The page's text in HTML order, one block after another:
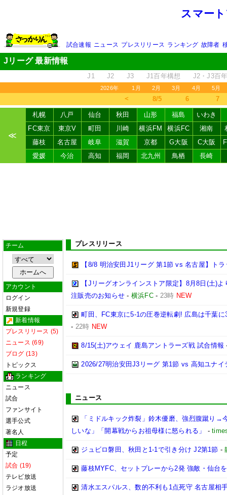
スマー
試合速報 ニュース プレスリリース ランキング 故障者
Jリーグ 最新情報
J1 J2 J3 J1百年構想 J2・J3百
2026年 1月 2月 3月 4月 5月
＜ 8/5 6 7
≪
札幌 八戸 仙台 秋田 山形 福島
いわき
FC東京
東京V 町田 川崎 横浜FM 横浜FC 湘南
藤枝
名古屋 岐阜 滋賀 京都 G大阪 C大阪
愛媛
今治 高知 福岡 北九州 鳥栖 長崎
チーム
アカウント
ログイン
新規登録
新着情報
プレスリリース (5)
ニュース (69)
ブログ (13)
トピックス
ランキング
ニュース
試合
ファンサイト
選手公式
著名人
日程
予定
試合 (19)
テレビ放送
ラジオ放送
プレスリリース
【8/8 明治安田J1リーグ 第1節 vs 名古屋】ト
【Jリーグオンラインストア限定】8月8日(土)
注販売のお知らせ - 横浜FC - 23時 NEW
町田、FC東京に5-1の圧巻逆転劇! 広島は千葉
- 22時 NEW
8/15(土)アウェイ 鹿島アントラーズ戦 試合情報
2026/27明治安田J3リーグ 第1節 vs 高知ユナイ
ニュース
「ミドルキック炸裂」鈴木優磨、強烈腹蹴り
しいな」「開幕戦からお祖母様に怒られる」
-
ジュビロ磐田、秋田と1-1で引き分け J2第1節 -
藤枝MYFC、セットプレーから2発 強敵・仙台
清水エスパルス、数的不利も1点死守 名古屋相